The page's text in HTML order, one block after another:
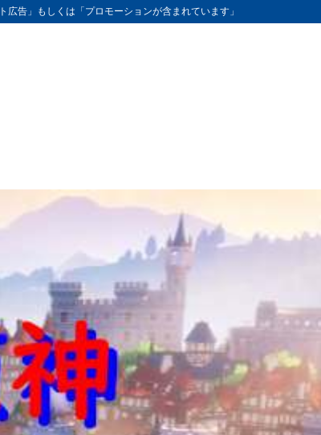
告」もしくは「プロモーションが含まれています」